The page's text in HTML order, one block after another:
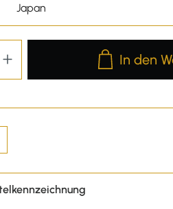
Japan
Produkt Anzahl:
In den